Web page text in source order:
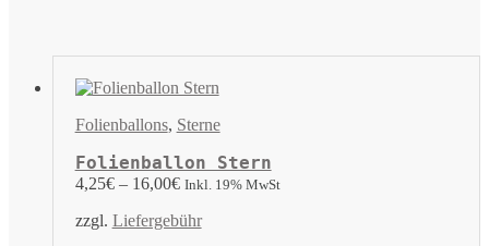
Folienballons, Sterne
Folienballon Stern
4,25€– 16,00€ Inkl. 19% MwSt
zzgl. Liefergebühr